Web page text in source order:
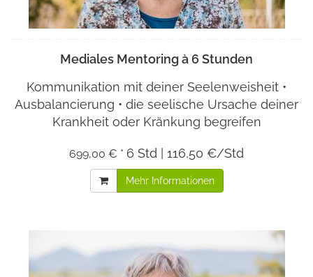
Mediales Mentoring à 6 Stunden
Kommunikation mit deiner Seelenweisheit •
Ausbalancierung • die seelische Ursache deiner
Krankheit oder Kränkung begreifen
699,00 € * 6 Std | 116,50 €/Std
Mehr Informationen